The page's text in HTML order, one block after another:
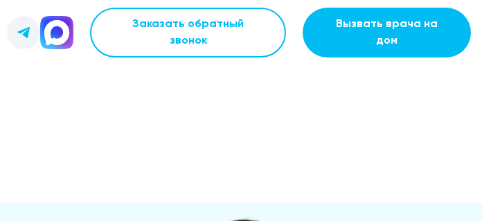
Заказать обратный
звонок
Вызвать врача на
дом